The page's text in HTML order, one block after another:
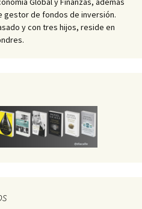
gestor de fondos de inversión.
y con tres hijos, reside en